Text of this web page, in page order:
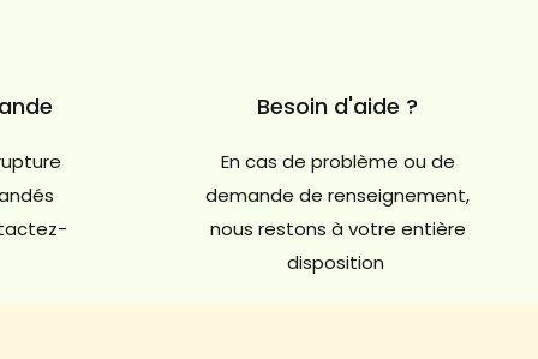
Besoin d'aide ?
En cas de problème ou de
demande de renseignement,
nous restons à votre entière
disposition